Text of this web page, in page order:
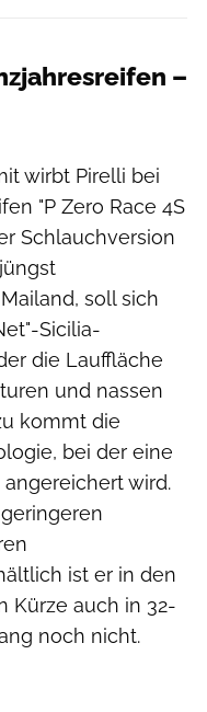
–
wirbt Pirelli bei
"P Zero Race 4S
Schlauchversion
soll sich
Sicilia-
die Lauffläche
und nassen
kommt die
bei der eine
wird.
ist er in den
Kürze auch in 32-
noch nicht.